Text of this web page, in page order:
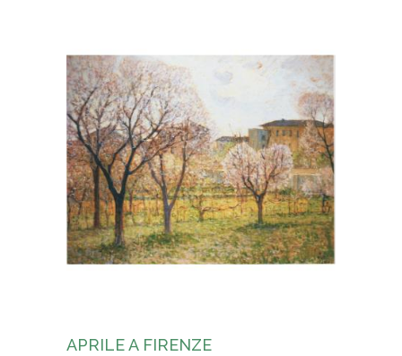
NEWS & EVENTI
CONTATTI
APRILE A FIRENZE